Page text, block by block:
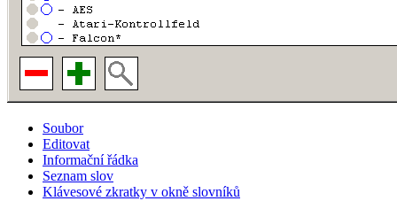
Soubor
Editovat
Informační řádka
Seznam slov
Klávesové zkratky v okně slovníků